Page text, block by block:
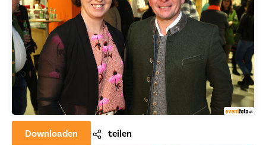
Downloaden teilen